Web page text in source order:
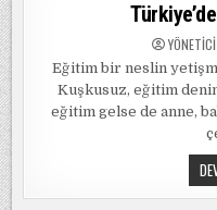
YÖNETICI
Eğitim bir neslin
Kuşkusuz, eğitim
eğitim gelse de anne,